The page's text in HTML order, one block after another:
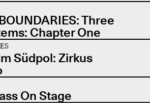
Three
Chapter One
Südpol: Zirkus
On Stage